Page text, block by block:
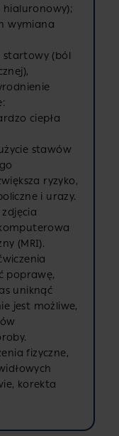
hialuronowy);
wymiana
startowy (ból
ciepła
stawów
ryzyko,
i urazy.
(MRI).
poprawę,
uniknąć
jest możliwe,
fizyczne,
korekta